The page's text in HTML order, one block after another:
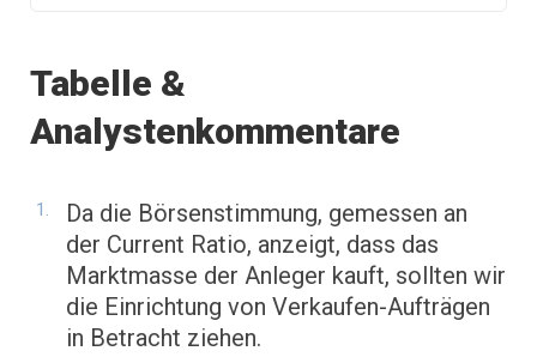
Tabelle &
Analystenkommentare
Da die Börsenstimmung, gemessen an
der Current Ratio, anzeigt, dass das
Marktmasse der Anleger kauft, sollten wir
die Einrichtung von Verkaufen-Aufträgen
in Betracht ziehen.